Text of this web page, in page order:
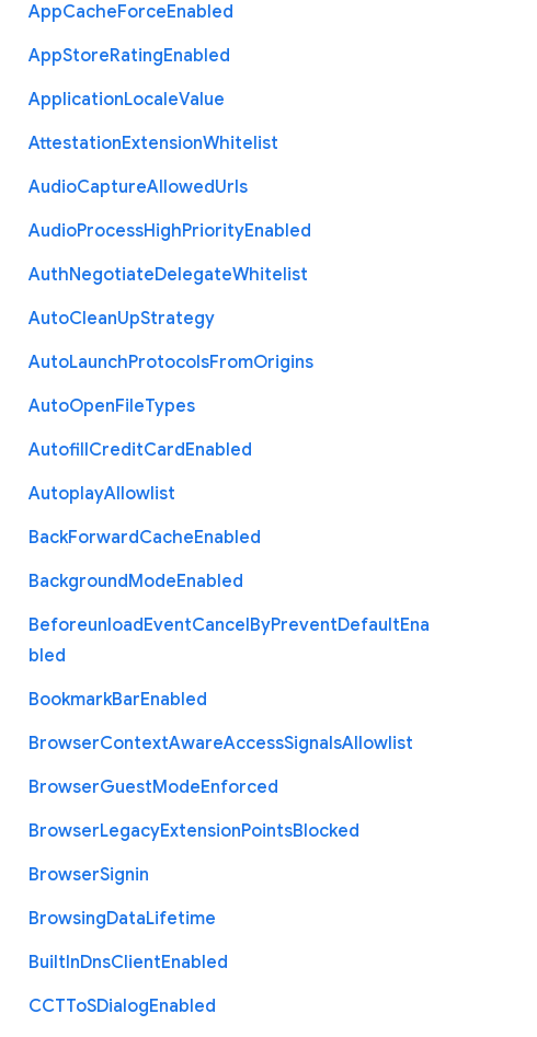
AppCacheForceEnabled
AppStoreRatingEnabled
ApplicationLocaleValue
AttestationExtensionWhitelist
AudioCaptureAllowedUrls
AudioProcessHighPriorityEnabled
AuthNegotiateDelegateWhitelist
AutoCleanUpStrategy
AutoLaunchProtocolsFromOrigins
AutoOpenFileTypes
AutofillCreditCardEnabled
AutoplayAllowlist
BackForwardCacheEnabled
BackgroundModeEnabled
BeforeunloadEventCancelByPreventDefaultEna
bled
BookmarkBarEnabled
BrowserContextAwareAccessSignalsAllowlist
BrowserGuestModeEnforced
BrowserLegacyExtensionPointsBlocked
BrowserSignin
BrowsingDataLifetime
BuiltInDnsClientEnabled
CCTToSDialogEnabled